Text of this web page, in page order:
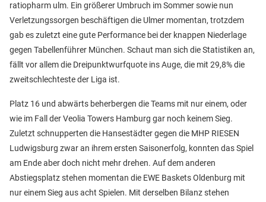
ratiopharm ulm. Ein größerer Umbruch im Sommer sowie nun
Verletzungssorgen beschäftigen die Ulmer momentan, trotzdem
gab es zuletzt eine gute Performance bei der knappen Niederlage
gegen Tabellenführer München. Schaut man sich die Statistiken an,
fällt vor allem die Dreipunktwurfquote ins Auge, die mit 29,8% die
zweitschlechteste der Liga ist.
Platz 16 und abwärts beherbergen die Teams mit nur einem, oder
wie im Fall der Veolia Towers Hamburg gar noch keinem Sieg.
Zuletzt schnupperten die Hansestädter gegen die MHP RIESEN
Ludwigsburg zwar an ihrem ersten Saisonerfolg, konnten das Spiel
am Ende aber doch nicht mehr drehen. Auf dem anderen
Abstiegsplatz stehen momentan die EWE Baskets Oldenburg mit
nur einem Sieg aus acht Spielen. Mit derselben Bilanz stehen